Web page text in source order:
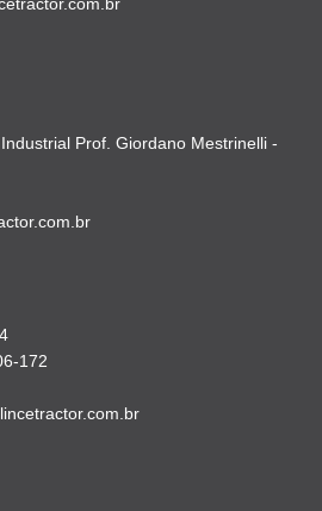
Prof. Giordano Mestrinelli -
172